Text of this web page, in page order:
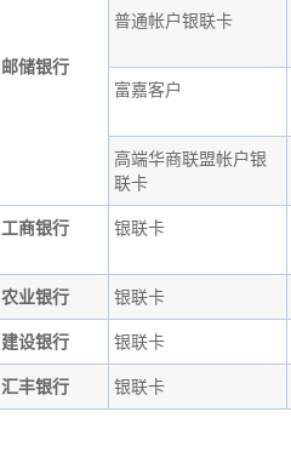
邮储银行
普通帐户银联卡
富嘉客户
高端华商联盟帐户银
联卡
工商银行 银联卡
农业银行 银联卡
建设银行 银联卡
汇丰银行 银联卡